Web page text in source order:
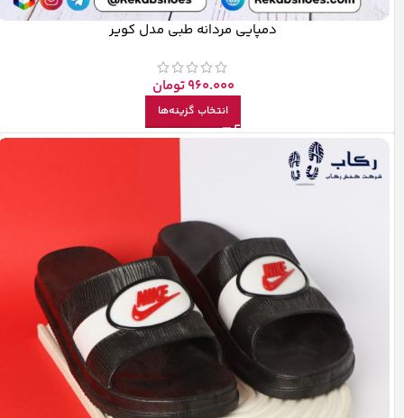
دمپایی مردانه طبی مدل کویر
960.000تومان
انتخاب گزینه‌ها